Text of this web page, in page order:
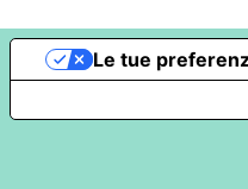
Le tue